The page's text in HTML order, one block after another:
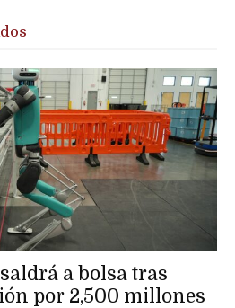
a bolsa tras
por 2,500 millones